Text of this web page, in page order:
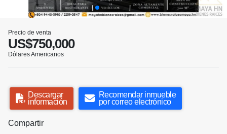
Precio de venta
US$750,000
Dólares Americanos
Descargar
información
Recomendar inmueble
por correo electrónico
Compartir